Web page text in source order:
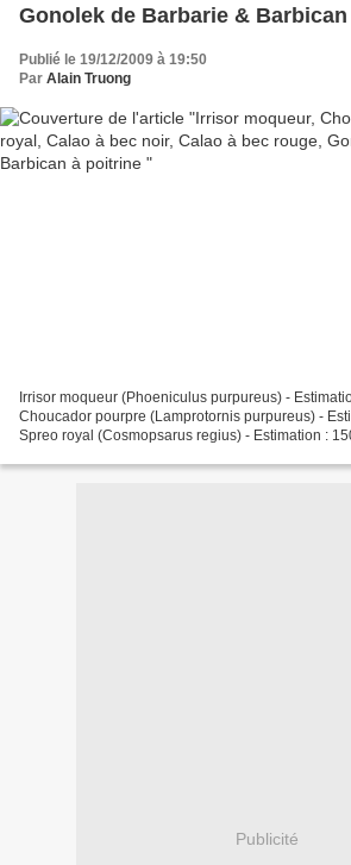
Gonolek de Barbarie &
Publié le 19/12/2009 à 19:50
Par Alain Truong
Irrisor moqueur (Phoeniculus purpureus) -
Choucador pourpre (Lamprotornis purpureus) -
Spreo royal (Cosmopsarus regius) - Estimation :
Publicité